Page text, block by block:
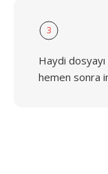
3
Haydi
hemen sonra